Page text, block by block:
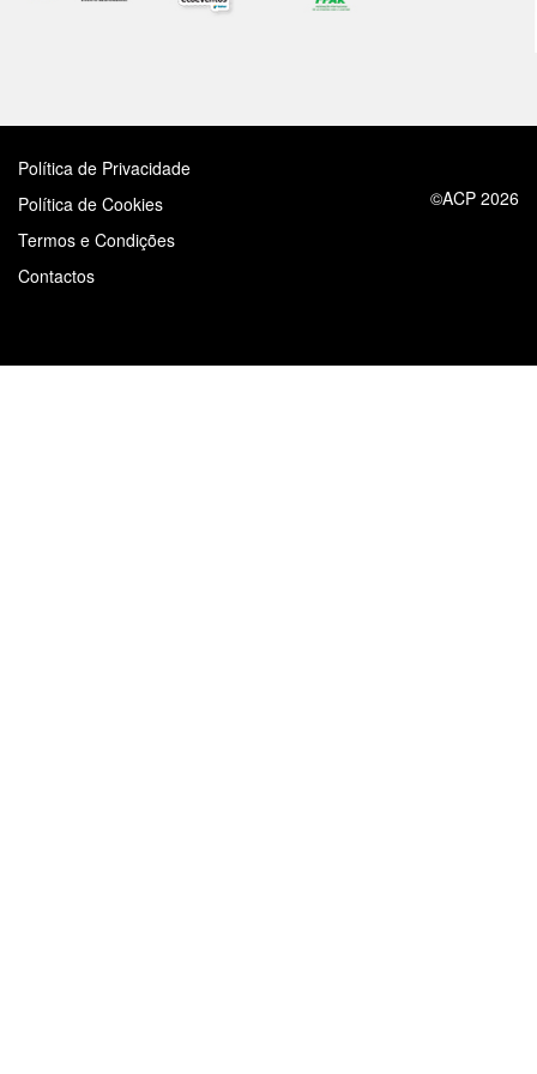
tecnologias similares pode ter impacto na sua
Consulte a política de cookies do site.
Política de Privacidade
Política de Cookies
Termos e Condições
Contactos
©ACP 2026